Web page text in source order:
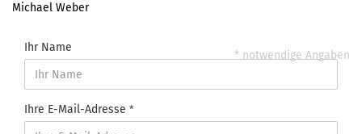
Michael Weber
Ihr Name
Ihre E-Mail-Adresse
* notwendige Angaben